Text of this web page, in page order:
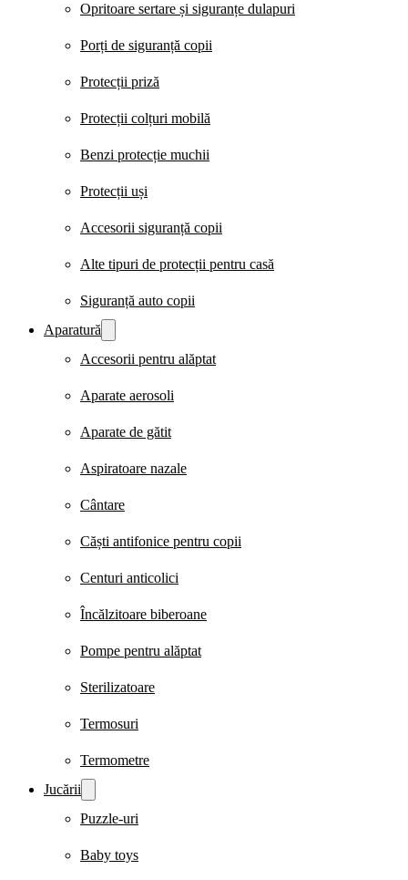
Opritoare sertare și siguranțe dulapuri
Porți de siguranță copii
Protecții priză
Protecții colțuri mobilă
Benzi protecție muchii
Protecții uși
Accesorii siguranță copii
Alte tipuri de protecții pentru casă
Siguranță auto copii
Aparatură
Accesorii pentru alăptat
Aparate aerosoli
Aparate de gătit
Aspiratoare nazale
Cântare
Căști antifonice pentru copii
Centuri anticolici
Încălzitoare biberoane
Pompe pentru alăptat
Sterilizatoare
Termosuri
Termometre
Jucării
Puzzle-uri
Baby toys